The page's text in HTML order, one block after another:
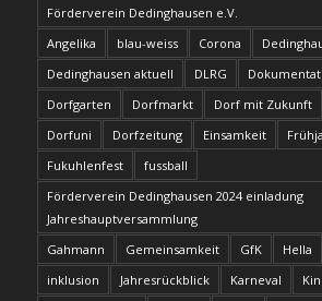
Förderverein Dedinghausen e.V.
Angelika
blau-weiss Corona
Dedinghausen aktuell
DLRG
Dorfgarten
Dorfmarkt Dorf mit Zukunft
Dorfuni
Dorfzeitung Einsamkeit
Fukuhlenfest
fussball
Förderverein Dedinghausen 2024 einladung
Jahreshauptversammlung
Gahmann
Gemeinsamkeit GfK Hella
inklusion
Jahresrückblick Karneval